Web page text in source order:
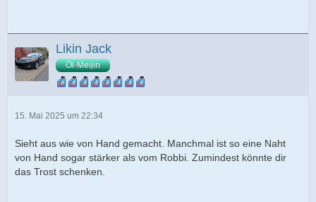
Likin Jack
Öl-Meijin
15. Mai 2025 um 22:34
Sieht aus wie von Hand gemacht. Manchmal ist so eine Naht
von Hand sogar stärker als vom Robbi. Zumindest könnte dir
das Trost schenken.